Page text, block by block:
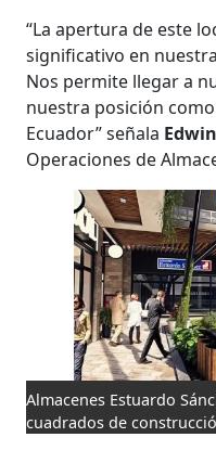
“La apertura de este
significativo en
Nos permite llegar a
nuestra posición
Ecuador” señala
Operaciones de
Almacenes Estuardo
cuadrados de